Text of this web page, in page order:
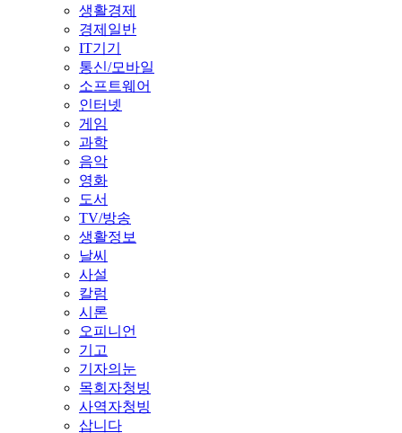
생활경제
경제일반
IT기기
통신/모바일
소프트웨어
인터넷
게임
과학
음악
영화
도서
TV/방송
생활정보
날씨
사설
칼럼
시론
오피니언
기고
기자의눈
목회자청빙
사역자청빙
삽니다